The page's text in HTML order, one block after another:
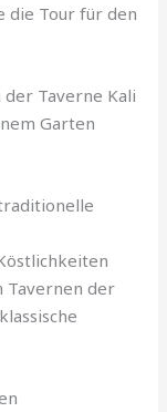
die Tour für den
Taverne Kali
Garten
Tavernen der